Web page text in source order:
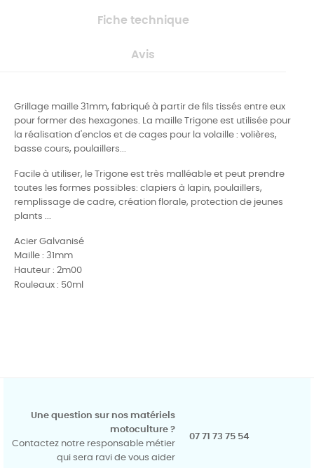
Fiche technique
Avis
Grillage maille 31mm, fabriqué à partir de fils tissés entre eux
pour former des hexagones. La maille Trigone est utilisée pour
la réalisation d'enclos et de cages pour la volaille : volières,
basse cours, poulaillers...
Facile à utiliser, le Trigone est très malléable et peut prendre
toutes les formes possibles: clapiers à lapin, poulaillers,
remplissage de cadre, création florale, protection de jeunes
plants ...
Acier Galvanisé
Maille : 31mm
Hauteur : 2m00
Rouleaux : 50ml
Une question sur nos matériels
motoculture ?
Contactez notre responsable métier
qui sera ravi de vous aider
07 71 73 75 54